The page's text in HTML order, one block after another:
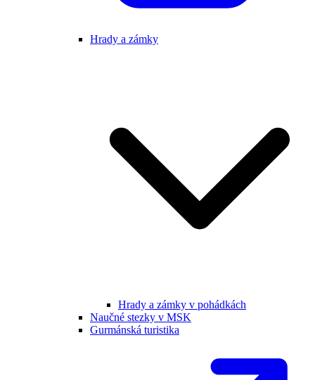
Hrady a zámky
Hrady a zámky v pohádkách
Naučné stezky v MSK
Gurmánská turistika